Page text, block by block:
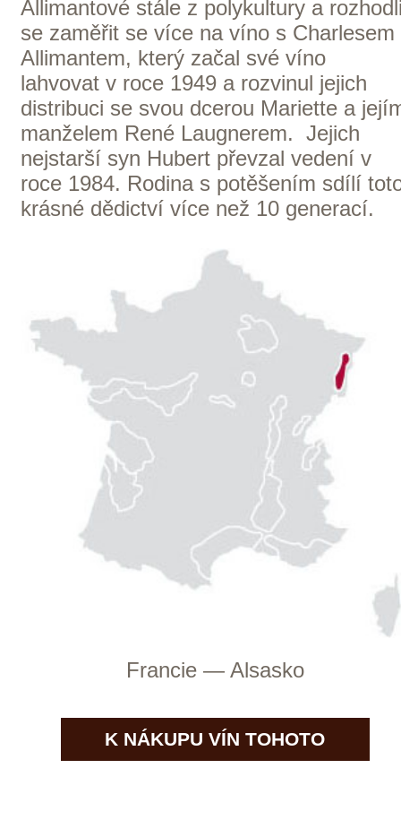
sklizně, když vzorek vína nalili do
prázdné lahve. Jeho víno ukázalo
nádherný jas a překvapivou svěžest a
ovocitost. Nakonec Eugène otřel prach z
lahve svým kapesníkem, který byl tak
tenký, že se na láhev přilepil a vznikla
tak dodnes používaná legendární etiketa
Vinho Verde Casal Garcia. Dnes je Casal
Garcia nejprodávanějším Vinho Verde na
světě a slaví více než 70 let své úspěšné
existence. Stal se vlajkovou lodí
šťastného portugalského způsobu života.
Portugalsko — Minho
K NÁKUPU VÍN TOHOTO
VINAŘSTVÍ
Botur